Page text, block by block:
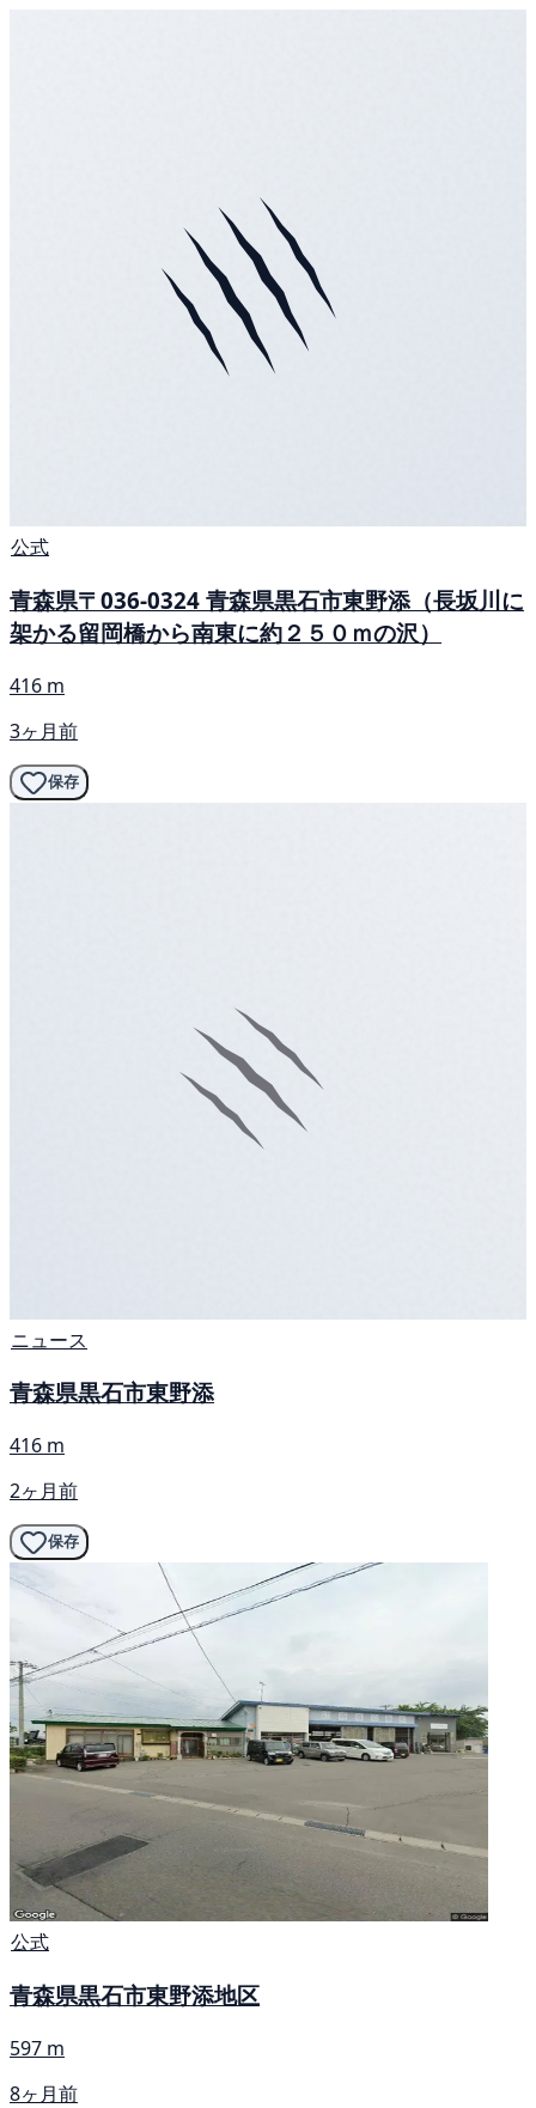
公式
青森県〒036-0324 青森県黒石市東野添（長坂川に
架かる留岡橋から南東に約２５０ｍの沢）
416 m
3ヶ月前
保存
ニュース
青森県黒石市東野添
416 m
2ヶ月前
保存
公式
青森県黒石市東野添地区
597 m
8ヶ月前